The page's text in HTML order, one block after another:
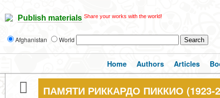
Publish materials Share your works with the world!
Afghanistan World
Home Authors Articles
ПАМЯТИ РИККАРДО ПИККИО (1923-